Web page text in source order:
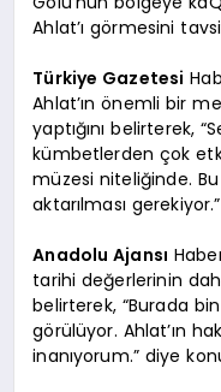
Ahlat’ı görmesini
Türkiye Gazetesi
Ahlat’ın önemli bir
yaptığını belirterek,
kümbetlerden çok
müzesi niteliğinde.
aktarılması
Anadolu Ajansı
tarihi değerlerinin
belirterek, “Burada
görülüyor. Ahlat’ın
inanıyorum.” diye